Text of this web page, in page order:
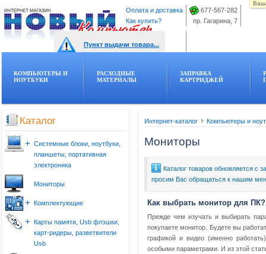
677-567-282
пр. Гагарина, 7
Оплата и доставка
Как купить?
Пункт выдачи товара...
КОМПЬЮТЕРЫ И
НОУТБУКИ
РАСХОДНЫЕ
МАТЕРИАЛЫ
ЗАПРАВКА
КАРТРИДЖЕЙ
Интернет-каталог Компьютеры и
Мониторы
Каталог товаров обновляется с
просим Вас обращаться к нашим
Как выбрать монитор для ПК?
Прежде чем изучать и выбирать
покупаете монитор. Будете вы
графикой и видео (именно
особыми параметрами. И из этой
Каталог
Системные блоки, ноутбуки,
планшеты, портативная
электроника
Ноутбуки
Планшеты
Готовые системные блоки
Сумки и аксессуары для ноутбуков
и планшетов
Мониторы
Комплектующие
Процессоры
Материнские платы
Карты памяти, Usb флэшки,
карт-ридеры, разветвители
Usb